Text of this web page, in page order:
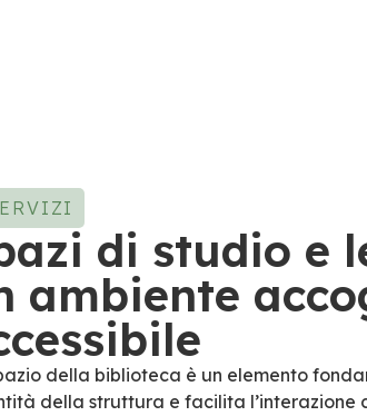
di studio e
ambiente
della biblioteca è un elemento
della struttura e facilita l’interazione